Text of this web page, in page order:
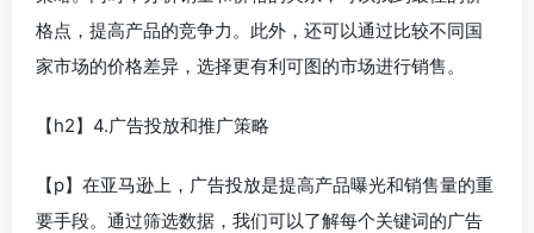
格点，提高产品的竞争力。此外，还可以通过比较不同国
家市场的价格差异，选择更有利可图的市场进行销售。
【h2】4.广告投放和推广策略
【p】在亚马逊上，广告投放是提高产品曝光和销售量的重
要手段。通过筛选数据，我们可以了解每个关键词的广告